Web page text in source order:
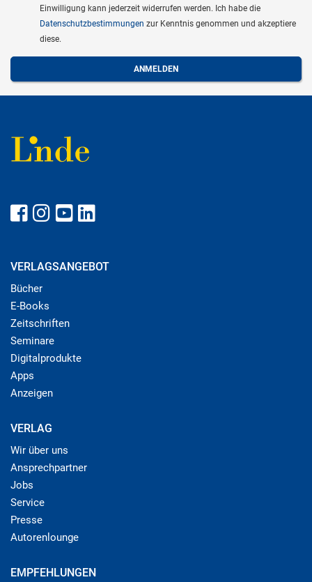
Einwilligung kann jederzeit widerrufen werden. Ich habe die
Datenschutzbestimmungen zur Kenntnis genommen und akzeptiere
diese.
VERLAGSANGEBOT
Bücher
E-Books
Zeitschriften
Seminare
Digitalprodukte
Apps
Anzeigen
VERLAG
Wir über uns
Ansprechpartner
Jobs
Service
Presse
Autorenlounge
EMPFEHLUNGEN